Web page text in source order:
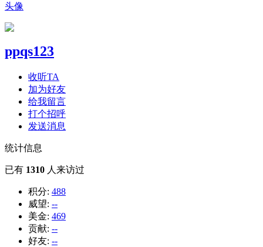
头像
ppqs123
收听TA
加为好友
给我留言
打个招呼
发送消息
统计信息
已有 1310 人来访过
积分: 488
威望: --
美金: 469
贡献: --
好友: --